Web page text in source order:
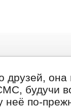
она
будучи
неё по-